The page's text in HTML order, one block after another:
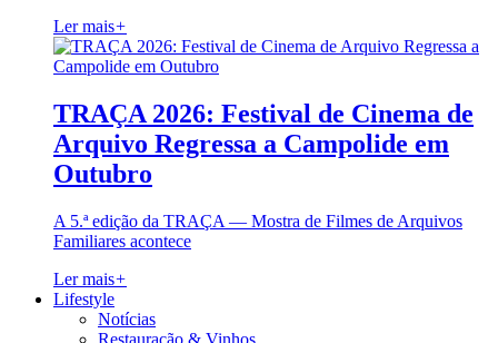
Ler mais+
TRAÇA 2026: Festival de Cinema de
Arquivo Regressa a Campolide em
Outubro
A 5.ª edição da TRAÇA — Mostra de Filmes de Arquivos
Familiares acontece
Ler mais+
Lifestyle
Notícias
Restauração & Vinhos